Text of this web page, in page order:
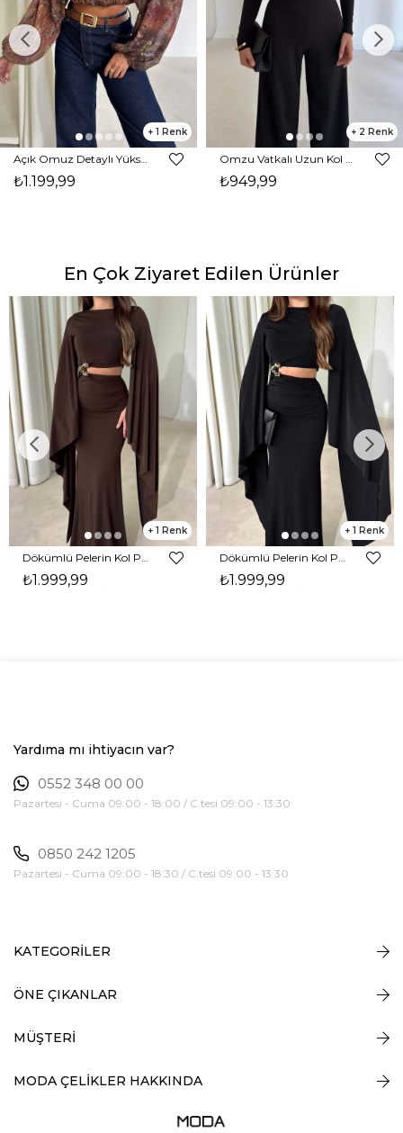
1
₺1.199,99
2
₺949,99
En Çok Ziyaret Edilen Ürünler
1
₺1.999,99
1
₺1.999,99
Yardıma mı ihtiyacın var?
0552 348 00 00
Pazartesi - Cuma 09:00 - 18:00 / C.tesi 09:00 - 13:30
0850 242 1205
Pazartesi - Cuma 09:00 - 18:30 / C.tesi 09:00 - 13:30
KATEGORİLER
ÖNE ÇIKANLAR
MÜŞTERİ
MODA ÇELİKLER HAKKINDA